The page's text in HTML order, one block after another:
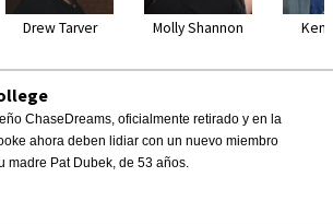
Drew Tarver Molly Shannon Ken
ChaseDreams, oficialmente retirado y en la
ahora deben lidiar con un nuevo miembro
madre Pat Dubek, de 53 años.